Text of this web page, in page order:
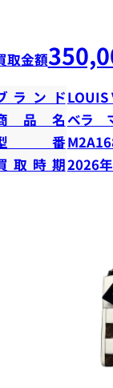
取金額
ランドLOUIS
品名ベラ
番
取時期2026